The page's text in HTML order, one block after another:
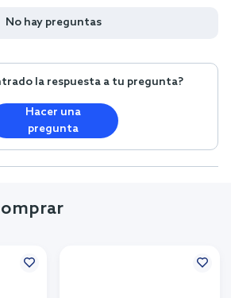
No hay preguntas
la respuesta a tu pregunta?
Hacer una
pregunta